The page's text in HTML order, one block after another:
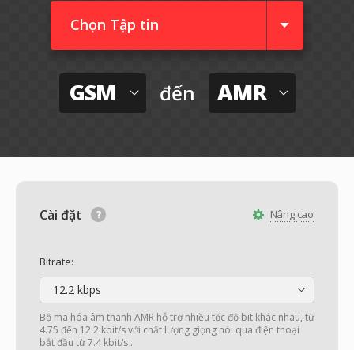
Chọn Tập tin
GSM đến AMR
Nâng cao
Cài đặt
Bitrate:
12.2 kbps
Bộ mã hóa âm thanh AMR hỗ trợ nhiều tốc độ bit khác nhau, từ
4.75 đến 12.2 kbit/s với chất lượng giọng nói qua điện thoại
bắt đầu từ 7.4 kbit/s .